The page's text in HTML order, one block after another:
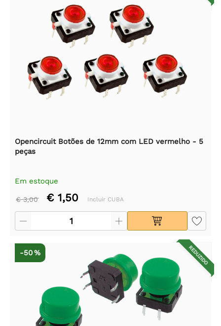
Opencircuit Botões de 12mm com LED vermelho - 5
peças
Em estoque
€ 3,00 € 1,50 Incluir CUBA
REDUZIDO
-50 %